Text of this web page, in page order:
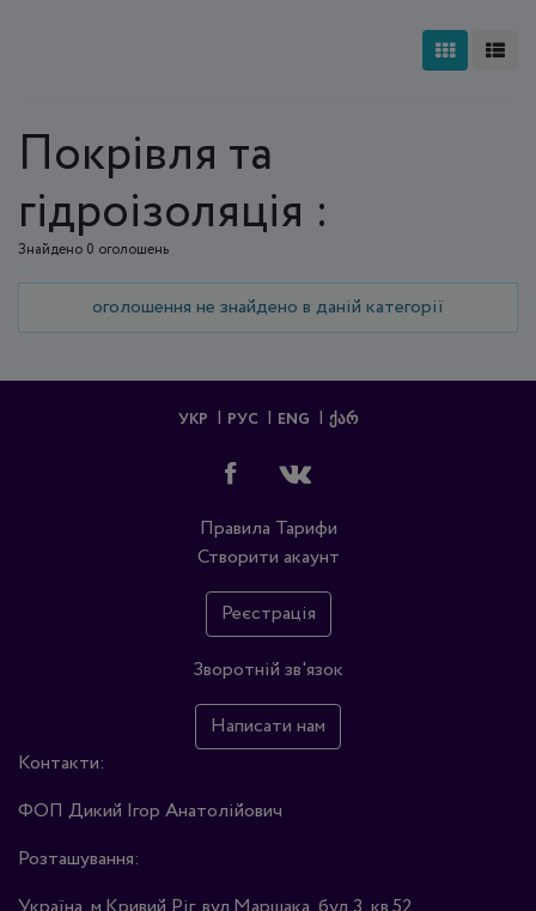
Покрівля та
гідроізоляція :
Знайдено 0 оголошень
оголошення не знайдено в даній категорії
УКР РУС ENG ᲥᲐᲠ
Правила Тарифи
Створити акаунт
Реєстрація
Зворотній зв'язок
Написати нам
Контакти:
ФОП Дикий Ігор Анатолійович
Розташування: